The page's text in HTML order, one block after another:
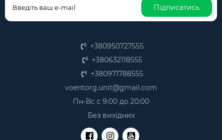
міліметрів на дистанціях до кілометра, при
цьому можливо проводити вимірювання навіть
Зручне використання – сучасний лазерний
далекомір ціна якого розташована в середньому
діапазоні вартості, відрізняється простим та
інтуїтивно зрозумілим інтерфейсом;
Простота застосування – щоб точно виміряти
натискання кнопки, пристрій випускає промінь,
який відразу повертається назад, давши
Універсальність – як говорилося, користуватися
Підписатись
+380950727555
+380632118555
+380971788555
voentorg.unit@gmail.com
Пн-Вс с 9:00 до 20:00
Без вихідних